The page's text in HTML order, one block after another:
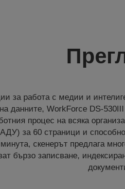
за работа с медии и
данните, WorkForce DS-
процес на всяка
за 60 страници и
скенерът предлага
бързо записване,